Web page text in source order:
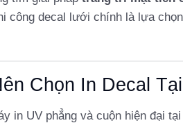
công decal lưới chính là lựa
Chọn In Decal
in UV phẳng và cuộn hiện đại